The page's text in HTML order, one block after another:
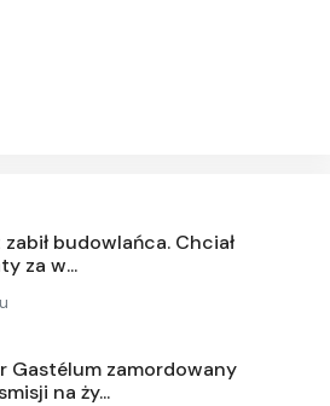
budowlańca. Chciał
za w...
Gastélum zamordowany
na ży...